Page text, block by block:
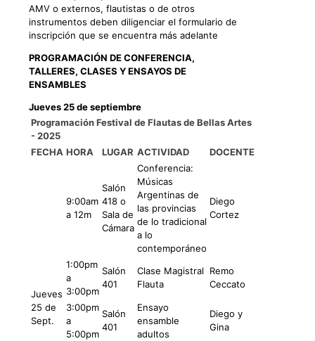
AMV o externos, flautistas o de otros
instrumentos deben diligenciar el formulario de
inscripción que se encuentra más adelante
PROGRAMACIÓN DE CONFERENCIA,
TALLERES, CLASES Y ENSAYOS DE
ENSAMBLES
Jueves 25 de septiembre
Programación Festival de Flautas de Bellas Artes
- 2025
FECHA HORA LUGAR ACTIVIDAD DOCENTE
Jueves
25 de
Sept.
9:00am
a 12m
Salón
418 o
Sala de
Cámara
Conferencia:
Músicas
Argentinas de
las provincias
de lo tradicional
a lo
contemporáneo
Diego
Cortez
1:00pm
a
3:00pm
Salón
401
Clase Magistral
Flauta
Remo
Ceccato
3:00pm
a
5:00pm
Salón
401
Ensayo
ensamble
adultos
Diego y
Gina